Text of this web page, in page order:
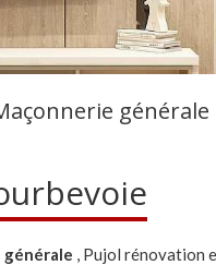
générale
générale , Pujol rénovation